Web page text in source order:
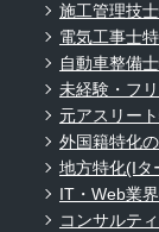
施工管理技
電気工事士
自動車整備
未経験・フ
元アスリー
外国籍特化
地方特化(Iタ
IT・Web業
コンサルテ